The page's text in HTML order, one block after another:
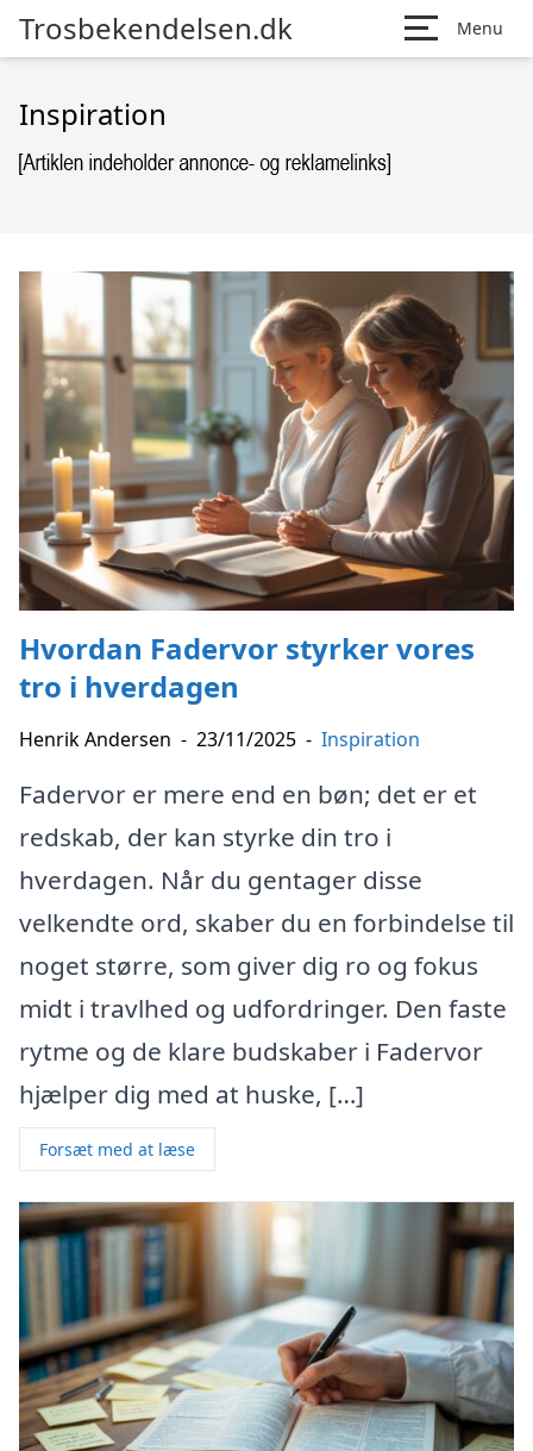
Trosbekendelsen.dk Menu
Inspiration
Hvordan Fadervor styrker vores
tro i hverdagen
Henrik Andersen - 23/11/2025 - Inspiration
Fadervor er mere end en bøn; det er et
redskab, der kan styrke din tro i
hverdagen. Når du gentager disse
velkendte ord, skaber du en forbindelse til
noget større, som giver dig ro og fokus
midt i travlhed og udfordringer. Den faste
rytme og de klare budskaber i Fadervor
hjælper dig med at huske, […]
Forsæt med at læse